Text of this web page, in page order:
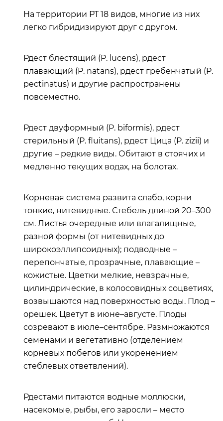
На территории РТ 18 видов, многие из них
легко гибридизируют друг с другом.
Рдест блестящий (P. lucens), рдест
плавающий (P. natans), рдест гребенчатый (P.
pectinatus) и другие распространены
повсеместно.
Рдест двуформный (P. biformis), рдест
стерильный (P. fluitans), рдест Цица (P. zizii) и
другие – редкие виды. Обитают в стоячих и
медленно текущих водах, на болотах.
Корневая система развита слабо, корни
тонкие, нитевидные. Стебель длиной 20–300
см. Листья очередные или влагалищные,
разной формы (от нитевидных до
широкоэллипсоидных); подводные –
перепончатые, прозрачные, плавающие –
кожистые. Цветки мелкие, невзрачные,
цилиндрические, в колосовидных соцветиях,
возвышаются над поверхностью воды. Плод –
орешек. Цветут в июне–августе. Плоды
созревают в июле–сентябре. Размножаются
семенами и вегетативно (отделением
корневых побегов или укоренением
стеблевых ответвлений).
Рдестами питаются водные моллюски,
насекомые, рыбы, его заросли – место